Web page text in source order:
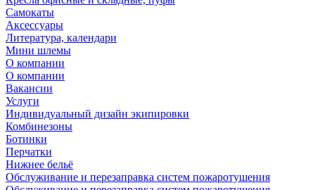
Самокаты
Аксессуары
Литература, календари
Мини шлемы
О компании
О компании
Вакансии
Услуги
Индивидуальный дизайн экипировки
Комбинезоны
Ботинки
Перчатки
Нижнее бельё
Обслуживание и перезаправка систем пожаротушения